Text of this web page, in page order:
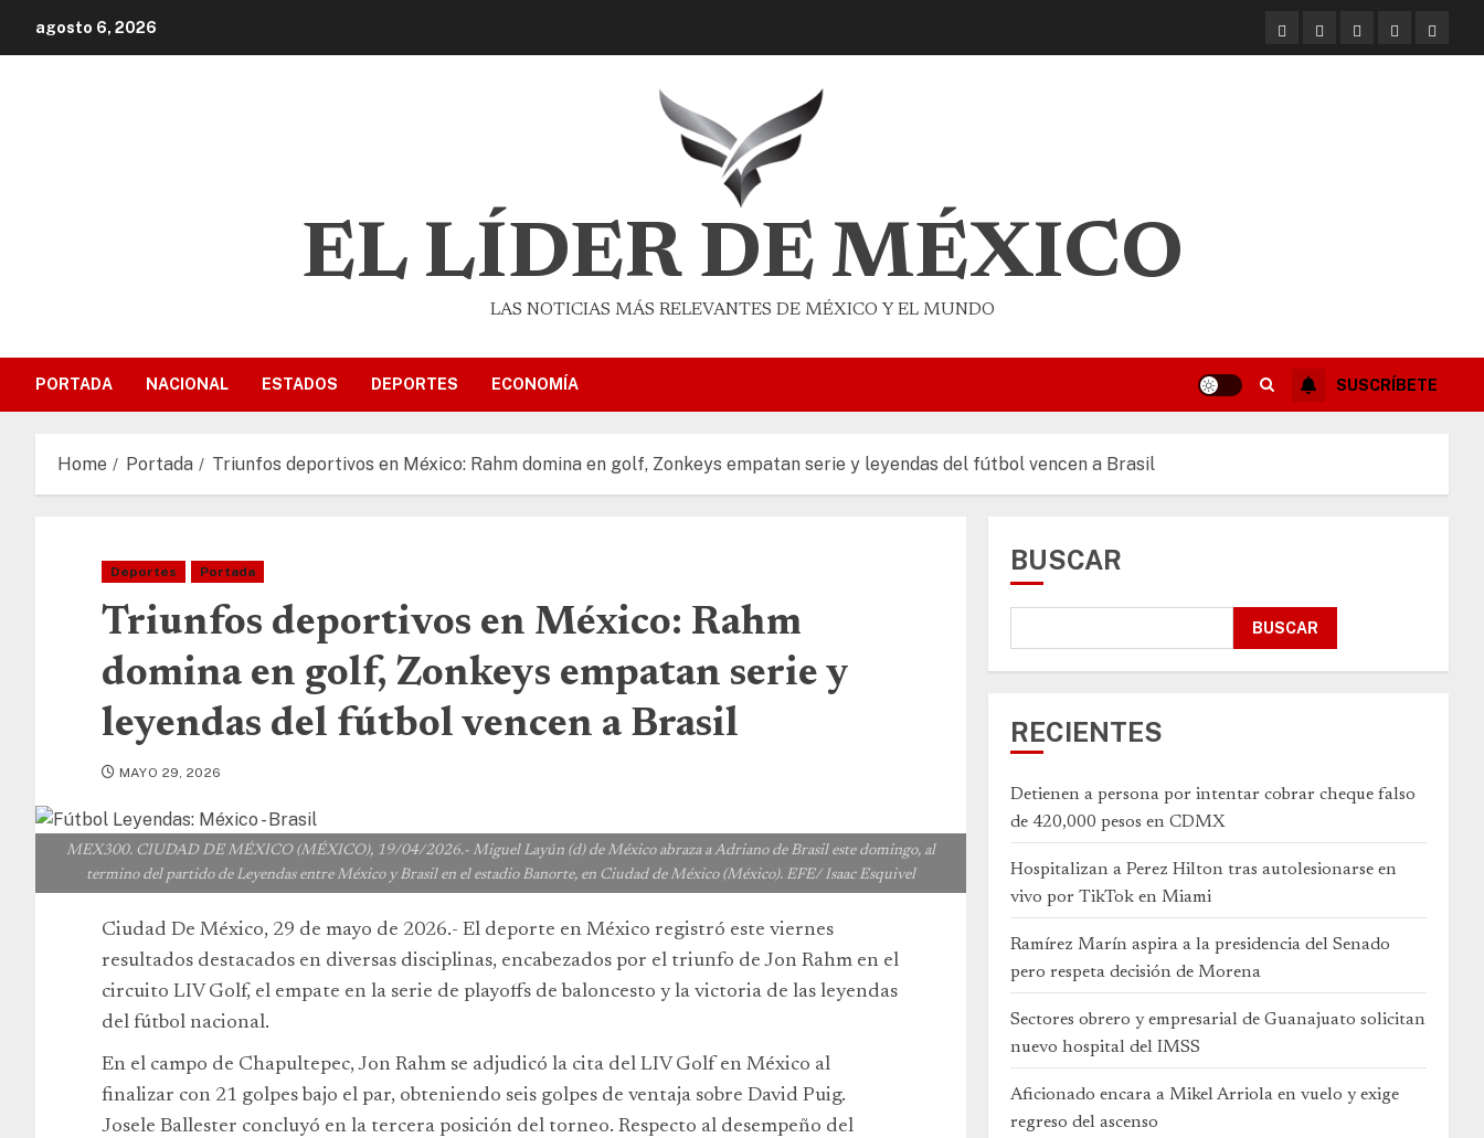
agosto 6, 2026
EL LÍDER DE MÉXICO
LAS NOTICIAS MÁS RELEVANTES DE MÉXICO Y EL MUNDO
PORTADA NACIONAL ESTADOS DEPORTES ECONOMÍA SUSCRÍBETE
Home Portada Triunfos deportivos en México: Rahm domina en golf, Zonkeys empatan serie y leyendas del fútbol vencen a Brasil
Deportes Portada
Triunfos deportivos en México: Rahm
domina en golf, Zonkeys empatan serie y
leyendas del fútbol vencen a Brasil
MAYO 29, 2026
MEX300. CIUDAD DE MÉXICO (MÉXICO), 19/04/2026.- Miguel Layún (d) de México abraza a Adriano de Brasil este domingo, al
termino del partido de Leyendas entre México y Brasil en el estadio Banorte, en Ciudad de México (México). EFE/ Isaac Esquivel
Ciudad De México, 29 de mayo de 2026.- El deporte en México registró este viernes
resultados destacados en diversas disciplinas, encabezados por el triunfo de Jon Rahm en el
circuito LIV Golf, el empate en la serie de playoffs de baloncesto y la victoria de las leyendas
del fútbol nacional.
En el campo de Chapultepec, Jon Rahm se adjudicó la cita del LIV Golf en México al
finalizar con 21 golpes bajo el par, obteniendo seis golpes de ventaja sobre David Puig.
Josele Ballester concluyó en la tercera posición del torneo. Respecto al desempeño del
BUSCAR
BUSCAR
RECIENTES
Detienen a persona por intentar cobrar cheque falso
de 420,000 pesos en CDMX
Hospitalizan a Perez Hilton tras autolesionarse en
vivo por TikTok en Miami
Ramírez Marín aspira a la presidencia del Senado
pero respeta decisión de Morena
Sectores obrero y empresarial de Guanajuato solicitan
nuevo hospital del IMSS
Aficionado encara a Mikel Arriola en vuelo y exige
regreso del ascenso